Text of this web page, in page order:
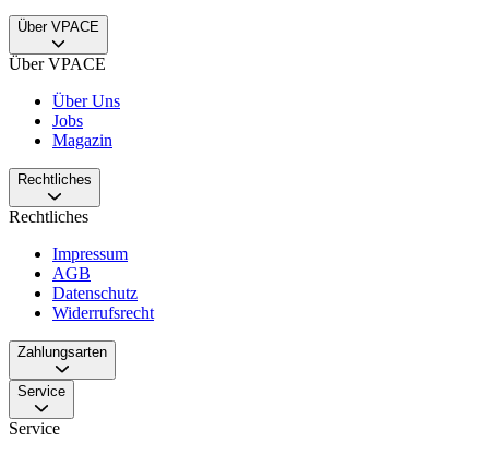
Über VPACE
Über VPACE
Über Uns
Jobs
Magazin
Rechtliches
Rechtliches
Impressum
AGB
Datenschutz
Widerrufsrecht
Zahlungsarten
Service
Service